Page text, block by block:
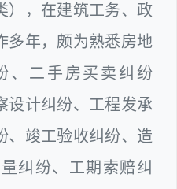
），在建筑工务、政
多年，颇为熟悉房地
、二手房买卖纠纷
设计纠纷、工程发承
、竣工验收纠纷、造
纠纷、工期索赔纠